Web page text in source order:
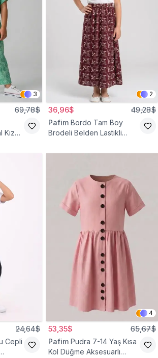
3
69,78$
Kız
2
36,96$ 49,28$
Pafim Bordo Tam Boy
Brodeli Belden Lastikli
24,64$
Cepli
4
53,35$ 65,67$
Pafim Pudra 7-14 Yaş Kısa
Kol Düğme Aksesuarlı